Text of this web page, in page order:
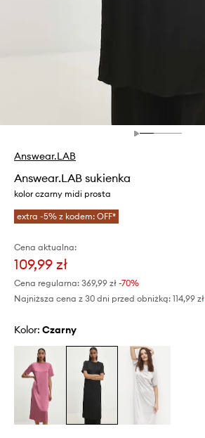
Answear.LAB
Answear.LAB sukienka
kolor czarny midi prosta
extra -5% z kodem: OFF*
Cena aktualna:
109,99 zł
Cena regularna: 369,99 zł -70%
Najniższa cena z 30 dni przed obniżką: 114,99 zł
Kolor: czarny